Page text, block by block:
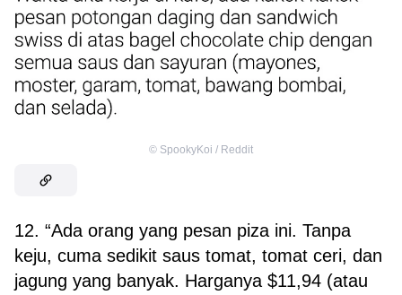
© SpookyKoi / Reddit
12. “Ada orang yang pesan piza ini. Tanpa
keju, cuma sedikit saus tomat, tomat ceri, dan
jagung yang banyak. Harganya $11,94 (atau